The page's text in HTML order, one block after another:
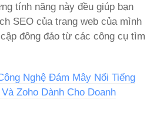
tính năng này đều giúp bạn
SEO của trang web của mình
đông đảo từ các công cụ tìm
Nghệ Đám Mây Nổi Tiếng
Zoho Dành Cho Doanh